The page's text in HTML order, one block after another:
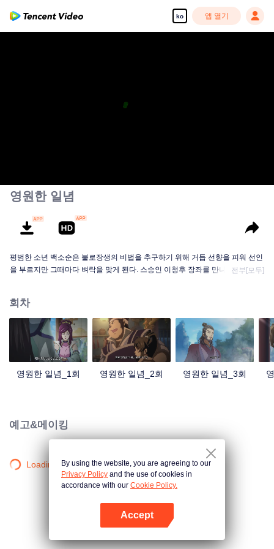
ko 앱 열기
영원한 일념
평범한 소년 백소순은 불로장생의 비법을 추구하기 위해 거듭 선향을 피워 선인
을 부르지만 그때마다 벼락을 맞게 된다. 스승인 이청후 장좌를 만나고 나서야...
전부[모두]
회차
영원한 일념_1회 영원한 일념_2회 영원한 일념_3회
예고&메이킹
Loading…By using the website, you are agreeing to our
Privacy Policy and the use of cookies in
accordance with our Cookie Policy.
Accept